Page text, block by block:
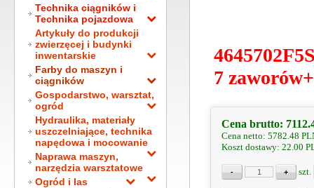
Technika ciągników i
Technika pojazdowa
Artykuły do produkcji
zwierzęcej i budynki
inwentarskie
Farby do maszyn i
ciągników
Gospodarstwo, warsztat,
ogród
Hydraulika, materiały
uszczelniające, technika
napędowa i mocowanie
Naprawa maszyn,
narzędzia warsztatowe
Ogród i las
7
Cena brutto:
Cena netto: 5782.48
Koszt dostawy: 22.00
szt.